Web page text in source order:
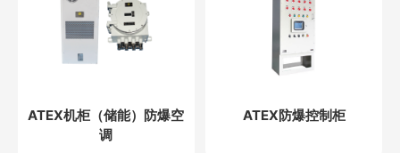
ATEX机柜（储能）防爆空
调
ATEX防爆控制柜